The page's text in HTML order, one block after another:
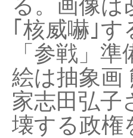
る。画像は
｢核威嚇｣
「参戦」
絵は抽象画
家志田弘子
壊する政権